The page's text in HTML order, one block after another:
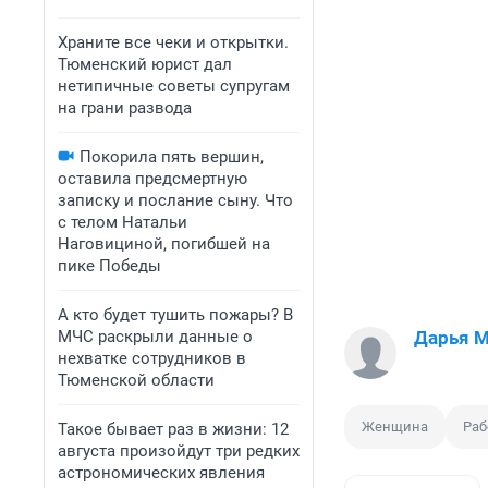
Храните все чеки и открытки.
Тюменский юрист дал
нетипичные советы супругам
на грани развода
Покорила пять вершин,
оставила предсмертную
записку и послание сыну. Что
с телом Натальи
Наговициной, погибшей на
пике Победы
А кто будет тушить пожары? В
МЧС раскрыли данные о
нехватке сотрудников в
Тюменской области
Такое бывает раз в жизни: 12
августа произойдут три редких
астрономических явления
Дарья
Женщина